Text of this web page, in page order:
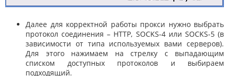
Далее для корректной работы прокси нужно выбрать
протокол соединения – HTTP, SOCKS-4 или SOCKS-5 (в
зависимости от типа используемых вами серверов).
Для этого нажимаем на стрелку с выпадающим
списком доступных протоколов и выбираем
подходящий.